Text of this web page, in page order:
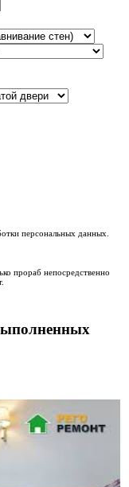
персональных данных.
прораб непосредственно